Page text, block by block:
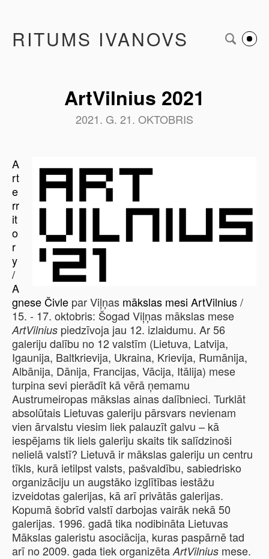
RITUMS IVANOVS
ArtVilnius 2021
2021. G. 21. OKTOBRIS
A
rt
e
rr
it
o
r
y
/
A
gnese Čivle par Viļņas mākslas mesi ArtVilnius/
15. - 17. oktobris: Šogad Viļņas mākslas mese
ArtVilnius piedzīvoja jau 12. izlaidumu. Ar 56
galeriju dalību no 12 valstīm (Lietuva, Latvija,
Igaunija, Baltkrievija, Ukraina, Krievija, Rumānija,
Albānija, Dānija, Francijas, Vācija, Itālija) mese
turpina sevi pierādīt kā vērā ņemamu
Austrumeiropas mākslas ainas dalībnieci. Turklāt
absolūtais Lietuvas galeriju pārsvars nevienam
vien ārvalstu viesim liek palauzīt galvu – kā
iespējams tik liels galeriju skaits tik salīdzinoši
nelielā valstī? Lietuvā ir mākslas galeriju un centru
tīkls, kurā ietilpst valsts, pašvaldību, sabiedrisko
organizāciju un augstāko izglītības iestāžu
izveidotas galerijas, kā arī privātās galerijas.
Kopumā šobrīd valstī darbojas vairāk nekā 50
galerijas. 1996. gadā tika nodibināta Lietuvas
Mākslas galeristu asociācija, kuras paspārnē tad
arī no 2009. gada tiek organizēta ArtVilnius mese.